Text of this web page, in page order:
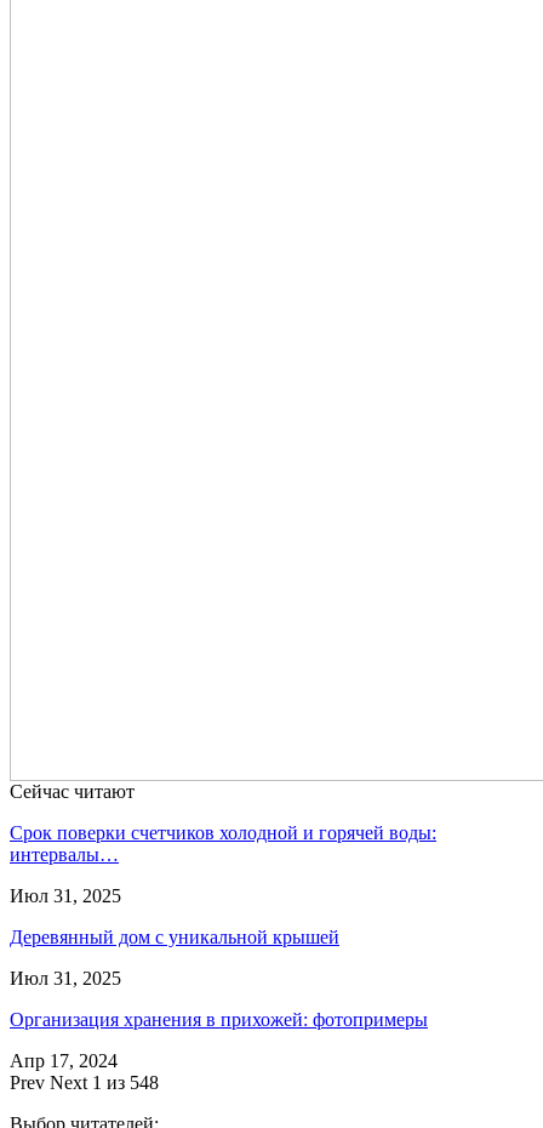
Сейчас читают
Срок поверки счетчиков холодной и горячей воды:
интервалы…
Июл 31, 2025
Деревянный дом с уникальной крышей
Июл 31, 2025
Организация хранения в прихожей: фотопримеры
Апр 17, 2024
Prev Next 1 из 548
Выбор читателей: